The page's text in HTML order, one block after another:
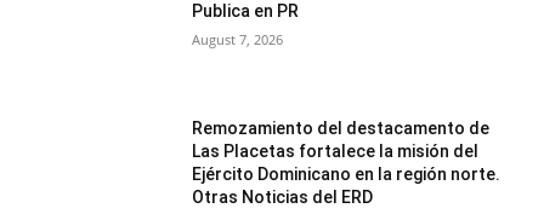
Publica en PR
August 7, 2026
Remozamiento del destacamento de
Las Placetas fortalece la misión del
Ejército Dominicano en la región norte.
Otras Noticias del ERD